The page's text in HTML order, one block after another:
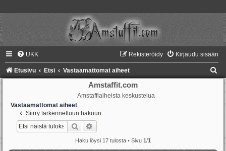
UKK Kirjaudu sisään
Rekisteröidy
Etusivu Etsi Vastaamattomat aiheet
Amstaffit.com
Amstaffiaiheista keskustelua
Vastaamattomat aiheet
Siirry tarkennettuun hakuun
Etsi
Haku löysi 17 tulosta • Sivu 1/1